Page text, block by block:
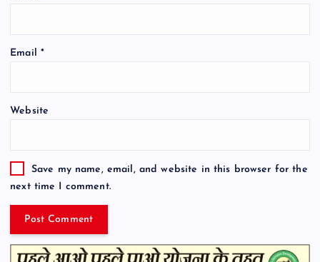
Email *
Website
Save my name, email, and website in this browser for the
next time I comment.